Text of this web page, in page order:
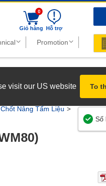
0
Giỏ hàng Hỗ trợ
visit our US website To
Chốt Nâng Tấm Liệu